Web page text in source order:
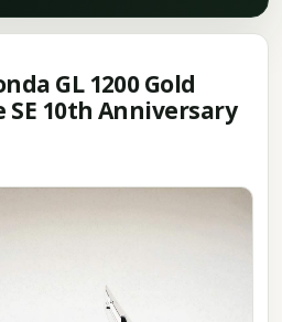
GL 1200 Gold
SE 10th Anniversary